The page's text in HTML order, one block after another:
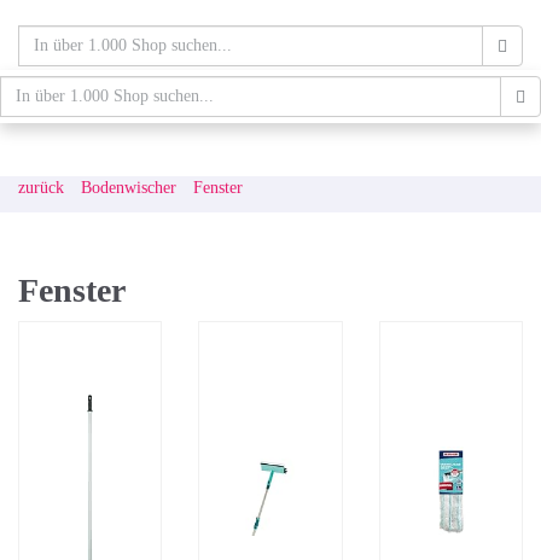
content
schaufenster.de
zurück Bodenwischer Fenster
Fenster